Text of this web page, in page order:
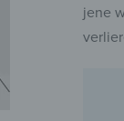
jene